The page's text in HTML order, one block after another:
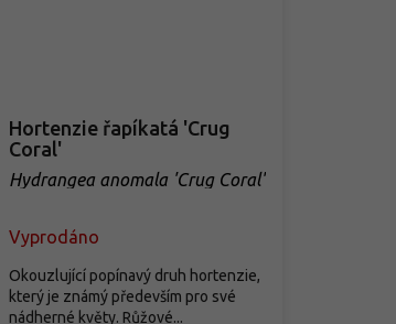
Hortenzie řapíkatá 'Crug
Coral'
Hydrangea anomala 'Crug Coral'
Vyprodáno
Okouzlující popínavý druh hortenzie,
který je známý především pro své
nádherné květy. Růžové...